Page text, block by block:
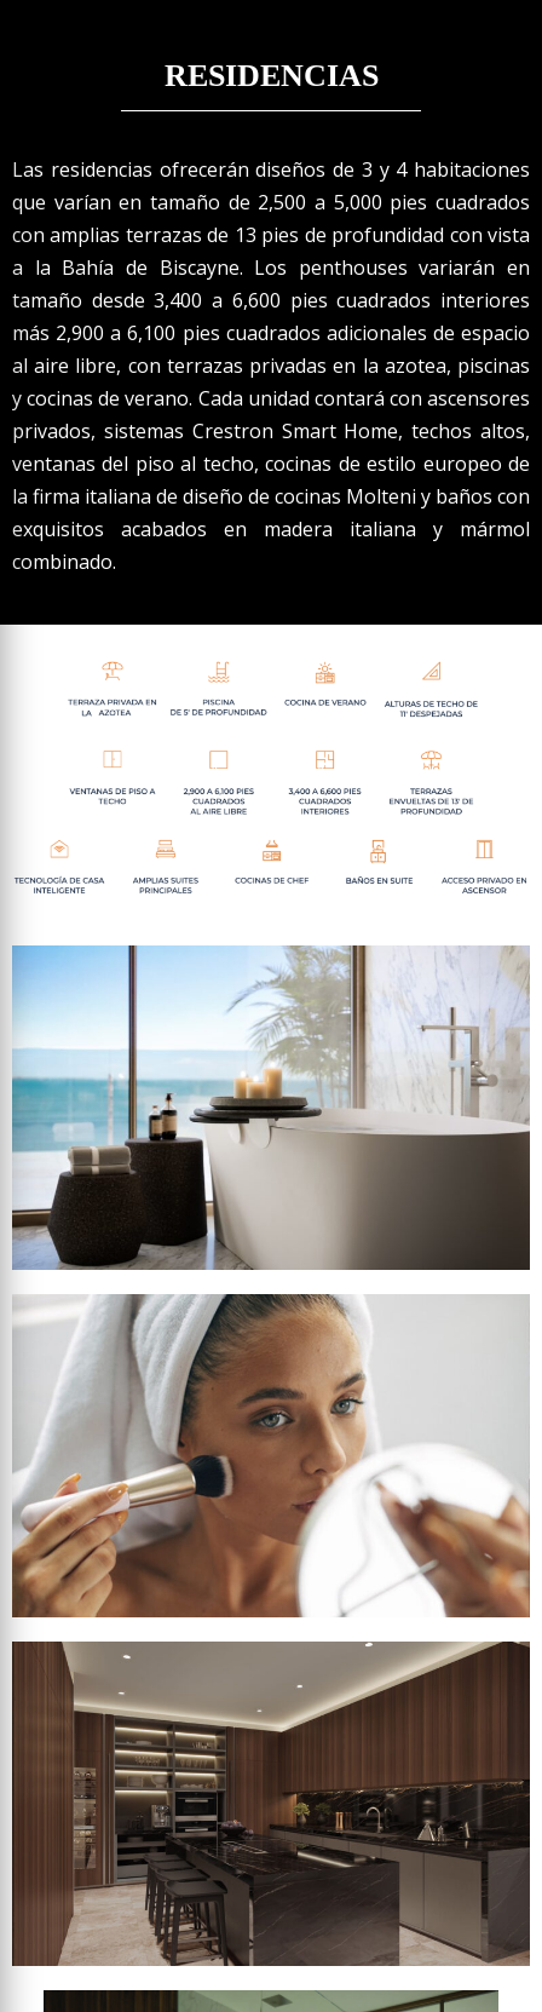
RESIDENCIAS
Las residencias ofrecerán diseños de 3 y 4 habitaciones
que varían en tamaño de 2,500 a 5,000 pies cuadrados
con amplias terrazas de 13 pies de profundidad con vista
a la Bahía de Biscayne. Los penthouses variarán en
tamaño desde 3,400 a 6,600 pies cuadrados interiores
más 2,900 a 6,100 pies cuadrados adicionales de espacio
al aire libre, con terrazas privadas en la azotea, piscinas
y cocinas de verano. Cada unidad contará con ascensores
privados, sistemas Crestron Smart Home, techos altos,
ventanas del piso al techo, cocinas de estilo europeo de
la firma italiana de diseño de cocinas Molteni y baños con
exquisitos acabados en madera italiana y mármol
combinado.